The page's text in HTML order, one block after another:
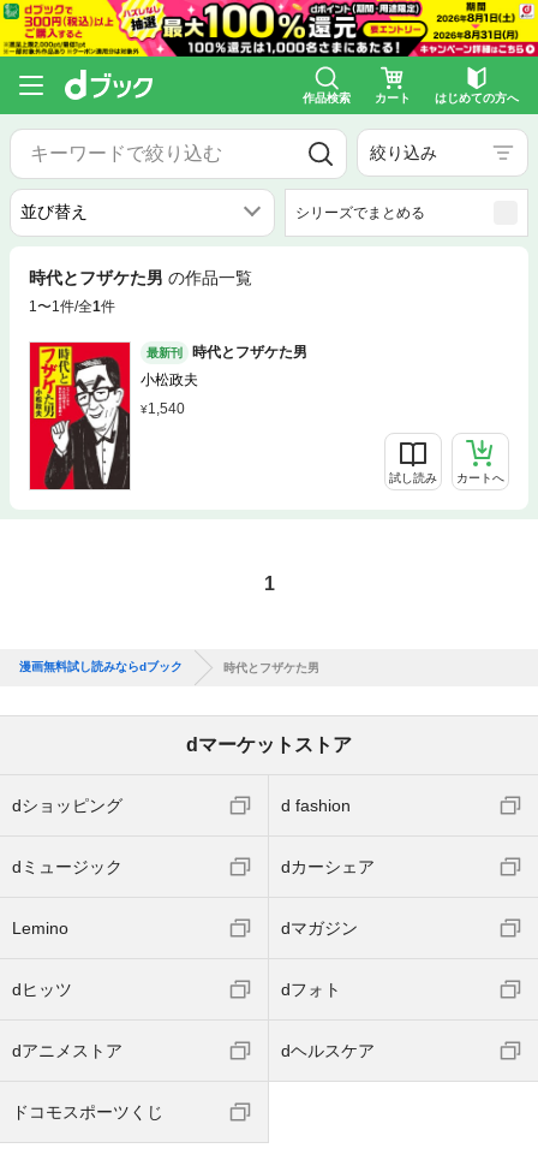
作品検索 カート はじめての方へ
絞り込み
シリーズでまとめる
時代とフザケた男 の作品一覧
1〜1件/全1件
最新刊
時代とフザケた男
小松政夫
1,540
試し読み カートへ
1
漫画無料試し読みならdブック 時代とフザケた男
dマーケットストア
dショッピング d fashion
dミュージック dカーシェア
Lemino dマガジン
dヒッツ dフォト
dアニメストア dヘルスケア
ドコモスポーツくじ